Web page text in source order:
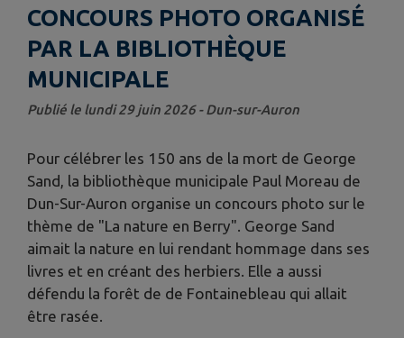
CONCOURS PHOTO ORGANISÉ
PAR LA BIBLIOTHÈQUE
MUNICIPALE
Publié le lundi 29 juin 2026 - Dun-sur-Auron
Pour célébrer les 150 ans de la mort de George
Sand, la bibliothèque municipale Paul Moreau de
Dun-Sur-Auron organise un concours photo sur le
thème de "La nature en Berry". George Sand
aimait la nature en lui rendant hommage dans ses
livres et en créant des herbiers. Elle a aussi
défendu la forêt de de Fontainebleau qui allait
être rasée.